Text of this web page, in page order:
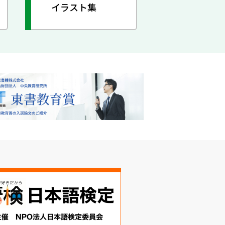
イラスト集